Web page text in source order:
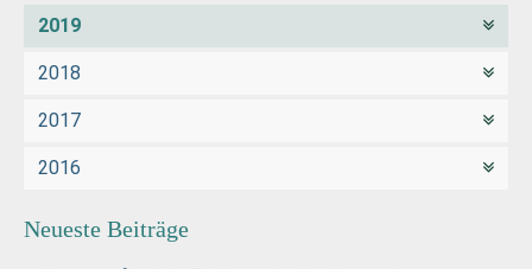
2019
2018
2017
2016
Neueste Beiträge